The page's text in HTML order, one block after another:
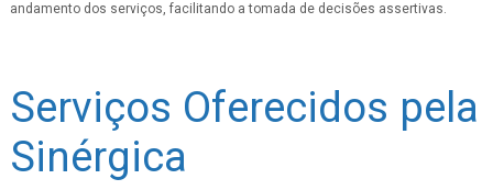
andamento dos serviços, facilitando a tomada de decisões assertivas.
Serviços Oferecidos pela
Sinérgica